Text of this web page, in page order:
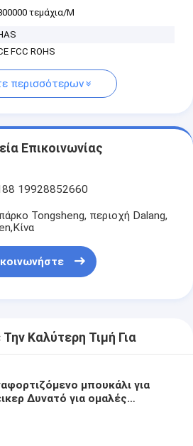
τεμάχια/Μ
FCC ROHS
περισσότερων
Επικοινωνίας
19928852660
Tongsheng, περιοχή Dalang,
Καλύτερη Τιμή Για
μπουκάλι για
Δυνατό για ομαλές